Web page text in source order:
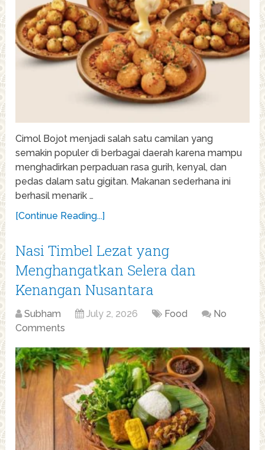
Cimol Bojot menjadi salah satu camilan yang
semakin populer di berbagai daerah karena mampu
menghadirkan perpaduan rasa gurih, kenyal, dan
pedas dalam satu gigitan. Makanan sederhana ini
berhasil menarik …
[Continue Reading...]
Nasi Timbel Lezat yang
Menghangatkan Selera dan
Kenangan Nusantara
Subham July 2, 2026 Food
No
Comments